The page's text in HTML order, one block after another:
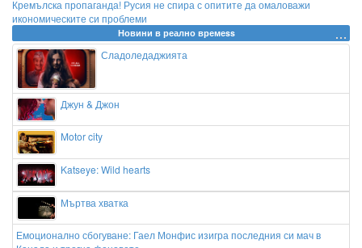
Кремълска пропаганда! Русия не спира с опитите да омаловажи
икономическите си проблеми
Новини в реално времеss
Сладоледаджията
Джун & Джон
Motor city
Katseye: Wild hearts
Мъртва хватка
Емоционално сбогуване: Гаел Монфис изигра последния си мач в